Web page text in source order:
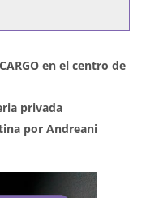
en el centro de
privada
por Andreani